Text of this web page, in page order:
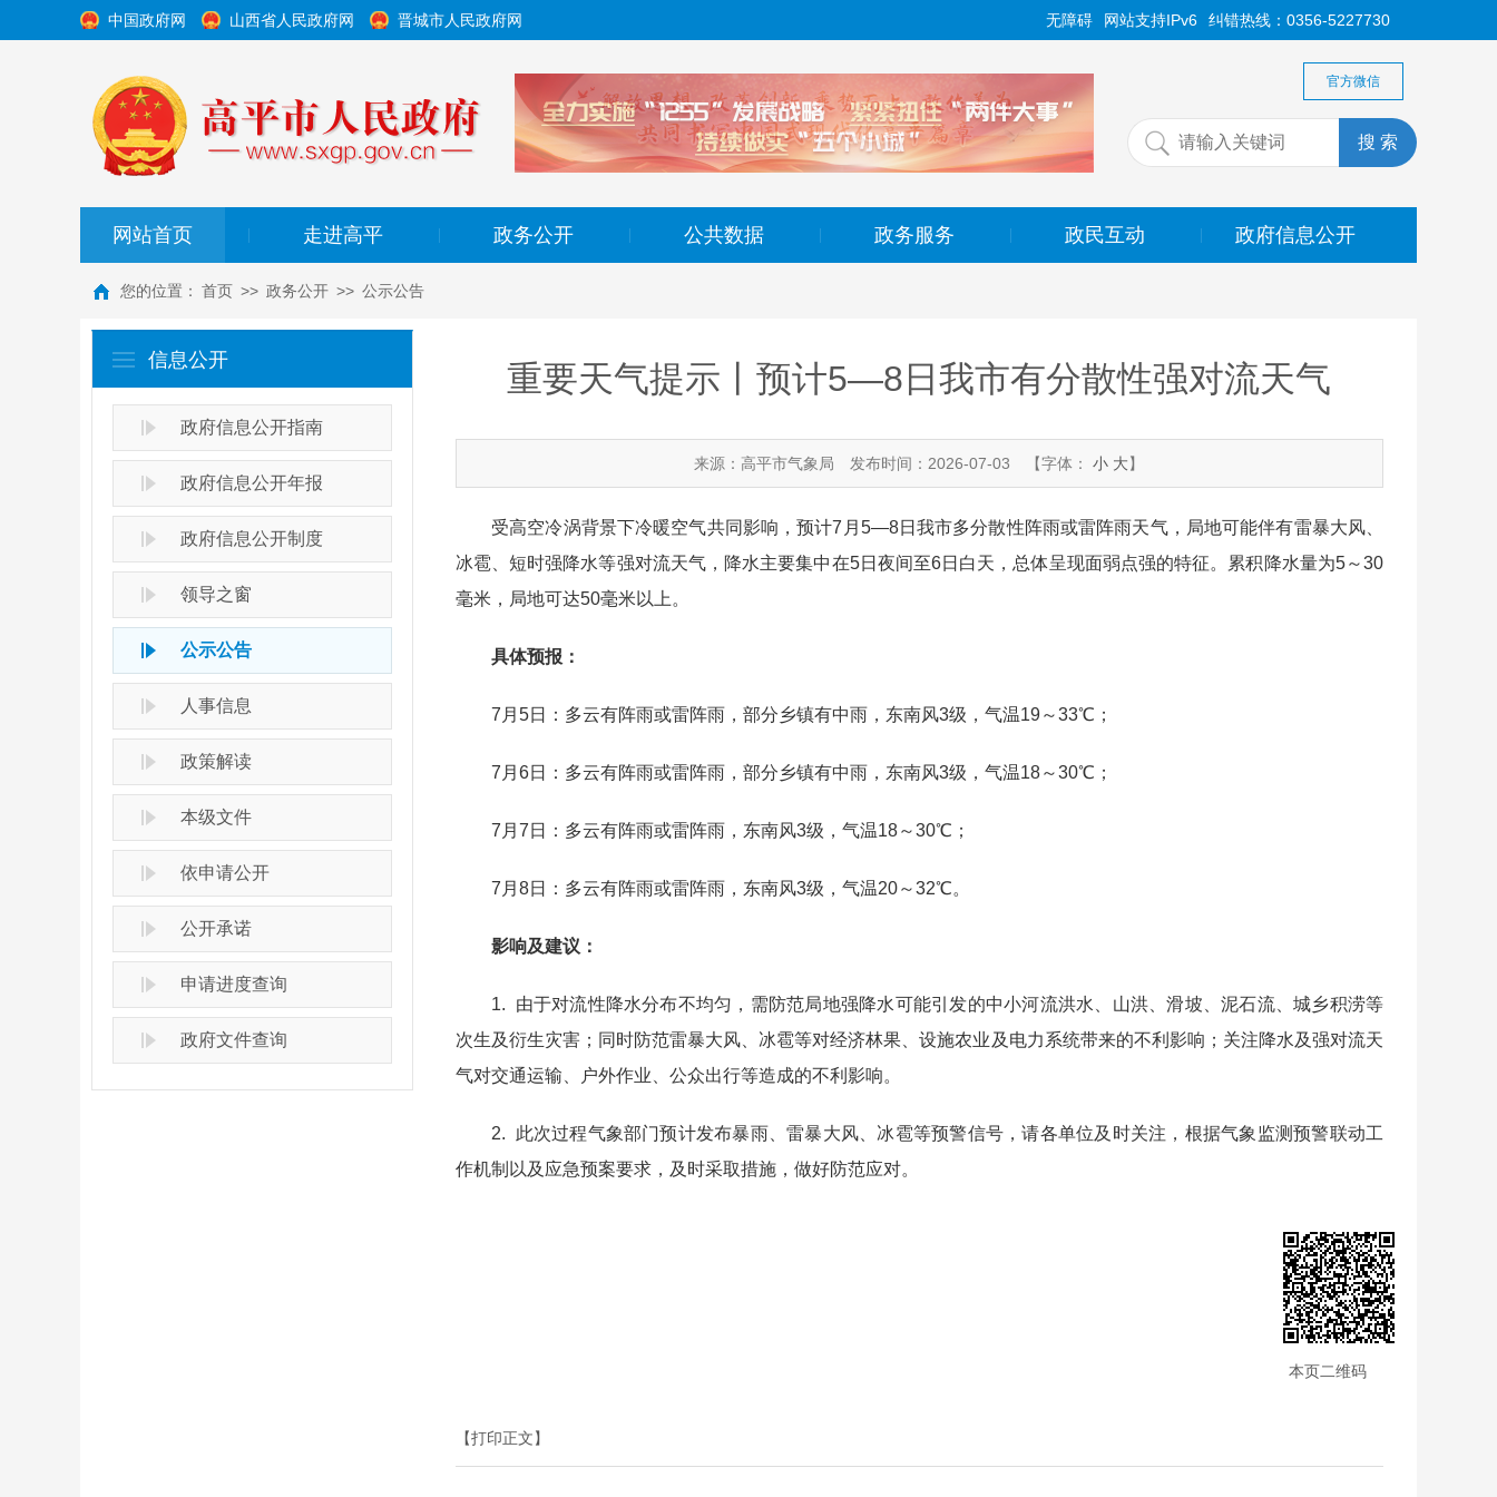
中国政府网 山西省人民政府网 晋城市人民政府网 纠错热线：0356-5227730
网站支持IPv6
无障碍
官方微信
网站首页 走进高平 政务公开 公共数据 政务服务 政民互动 政府信息公开
您的位置： 首页 >> 政务公开 >> 公示公告
信息公开
政府信息公开指南
政府信息公开年报
政府信息公开制度
领导之窗
公示公告
人事信息
政策解读
本级文件
依申请公开
公开承诺
申请进度查询
政府文件查询
重要天气提示丨预计5—8日我市有分散性强对流天气
来源：高平市气象局 发布时间：2026-07-03 【字体：小 大】
受高空冷涡背景下冷暖空气共同影响，预计7月5—8日我市多分散性阵雨或雷阵雨天气，局地可能伴有雷暴大风、
冰雹、短时强降水等强对流天气，降水主要集中在5日夜间至6日白天，总体呈现面弱点强的特征。累积降水量为5～30
毫米，局地可达50毫米以上。
具体预报：
7月5日：多云有阵雨或雷阵雨，部分乡镇有中雨，东南风3级，气温19～33℃；
7月6日：多云有阵雨或雷阵雨，部分乡镇有中雨，东南风3级，气温18～30℃；
7月7日：多云有阵雨或雷阵雨，东南风3级，气温18～30℃；
7月8日：多云有阵雨或雷阵雨，东南风3级，气温20～32℃。
影响及建议：
1. 由于对流性降水分布不均匀，需防范局地强降水可能引发的中小河流洪水、山洪、滑坡、泥石流、城乡积涝等
次生及衍生灾害；同时防范雷暴大风、冰雹等对经济林果、设施农业及电力系统带来的不利影响；关注降水及强对流天
气对交通运输、户外作业、公众出行等造成的不利影响。
2. 此次过程气象部门预计发布暴雨、雷暴大风、冰雹等预警信号，请各单位及时关注，根据气象监测预警联动工
作机制以及应急预案要求，及时采取措施，做好防范应对。
本页二维码
【打印正文】